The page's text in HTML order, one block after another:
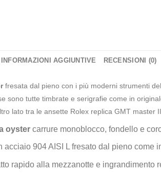
INFORMAZIONI AGGIUNTIVE RECENSIONI (0)
fresata dal pieno con i più moderni strumenti
sono tutte timbrate e serigrafie come in
lato tra le ansette Rolex replica GMT master II
oyster carrure monoblocco, fondello e
acciaio 904 AISI L fresato dal pieno come
rapido alla mezzanotte e ingrandimento